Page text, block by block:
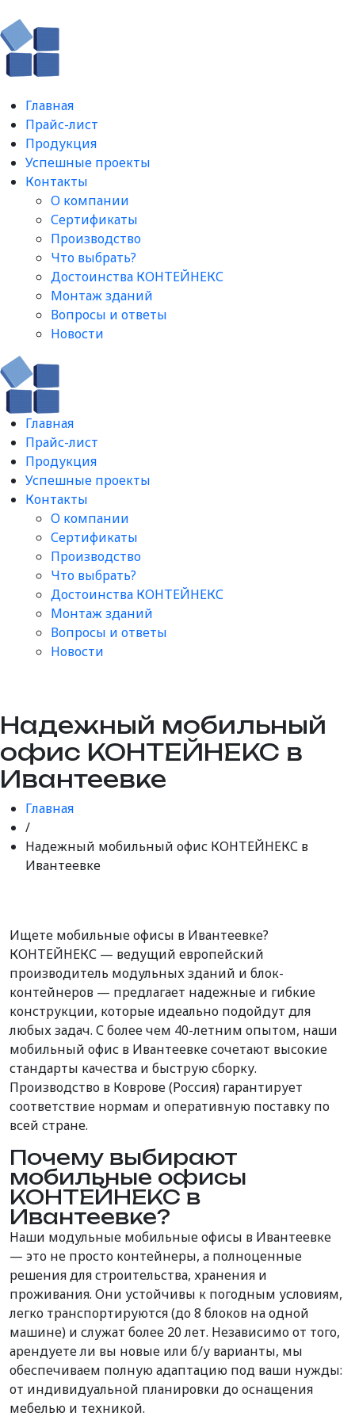
Главная
Прайс-лист
Продукция
Успешные проекты
Контакты
О компании
Сертификаты
Производство
Что выбрать?
Достоинства КОНТЕЙНЕКС
Монтаж зданий
Вопросы и ответы​
Новости
Главная
Прайс-лист
Продукция
Успешные проекты
Контакты
О компании
Сертификаты
Производство
Что выбрать?
Достоинства КОНТЕЙНЕКС
Монтаж зданий
Вопросы и ответы​
Новости
Надежный мобильный
офис КОНТЕЙНЕКС в
Ивантеевке
Главная
/
Надежный мобильный офис КОНТЕЙНЕКС в
Ивантеевке
Ищете мобильные офисы в Ивантеевке?
КОНТЕЙНЕКС — ведущий европейский
производитель модульных зданий и блок-
контейнеров — предлагает надежные и гибкие
конструкции, которые идеально подойдут для
любых задач. С более чем 40-летним опытом, наши
мобильный офис в Ивантеевке сочетают высокие
стандарты качества и быструю сборку.
Производство в Коврове (Россия) гарантирует
соответствие нормам и оперативную поставку по
всей стране.
Почему выбирают
мобильные офисы
КОНТЕЙНЕКС в
Ивантеевке?
Наши модульные мобильные офисы в Ивантеевке
— это не просто контейнеры, а полноценные
решения для строительства, хранения и
проживания. Они устойчивы к погодным условиям,
легко транспортируются (до 8 блоков на одной
машине) и служат более 20 лет. Независимо от того,
арендуете ли вы новые или б/у варианты, мы
обеспечиваем полную адаптацию под ваши нужды:
от индивидуальной планировки до оснащения
мебелью и техникой.